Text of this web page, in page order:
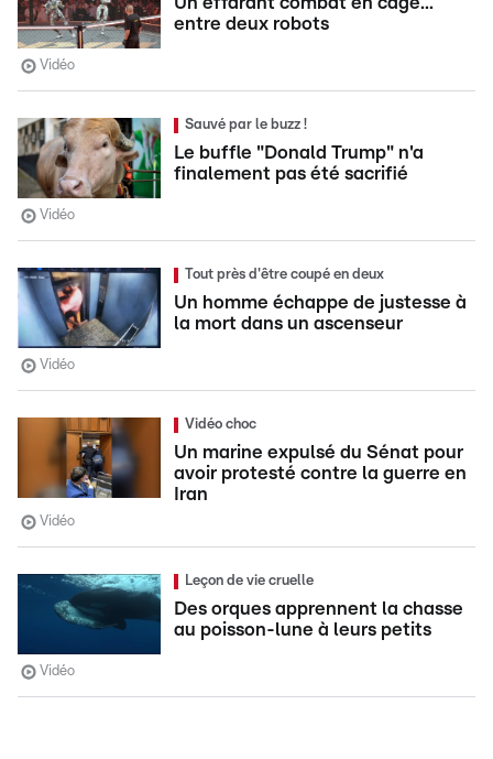
entre deux robots
Vidéo
Sauvé par le buzz !
Le buffle "Donald Trump" n'a
finalement pas été sacrifié
Vidéo
Tout près d'être coupé en deux
Un homme échappe de justesse à
la mort dans un ascenseur
Vidéo
Vidéo choc
Un marine expulsé du Sénat pour
avoir protesté contre la guerre en
Iran
Vidéo
Leçon de vie cruelle
Des orques apprennent la chasse
au poisson-lune à leurs petits
Vidéo